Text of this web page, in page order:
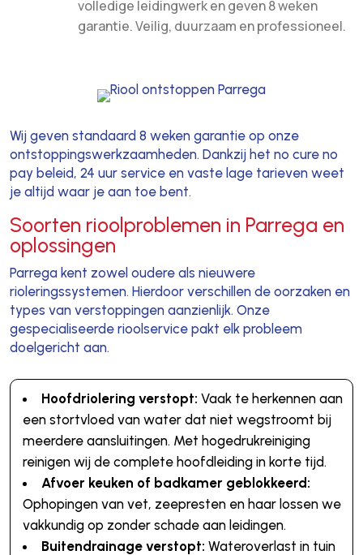
volledige leidingwerk en geven 8 weken
garantie. Veilig, duurzaam en professioneel.
Wij geven standaard 8 weken garantie op onze
ontstoppingswerkzaamheden. Dankzij het no cure no
pay beleid, 24 uur service en vaste lage tarieven weet
je altijd waar je aan toe bent.
Soorten rioolproblemen in Parrega en
oplossingen
Parrega kent zowel oudere als nieuwere
rioleringssystemen. Hierdoor verschillen de oorzaken en
types van verstoppingen aanzienlijk. Onze
gespecialiseerde rioolservice pakt elk probleem
doelgericht aan.
Hoofdriolering verstopt: Vaak te herkennen aan
een stortvloed van water dat niet wegstroomt bij
meerdere aansluitingen. Met hogedrukreiniging
reinigen wij de complete hoofdleiding in korte tijd.
Afvoer keuken of badkamer geblokkeerd:
Ophopingen van vet, zeepresten en haar lossen we
vakkundig op zonder schade aan leidingen.
Buitendrainage verstopt: Wateroverlast in tuin